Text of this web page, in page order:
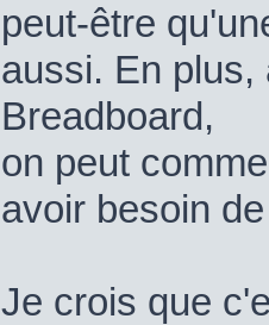
peut-être
aussi. En
Breadboard,
on peut
avoir besoin
Je crois que